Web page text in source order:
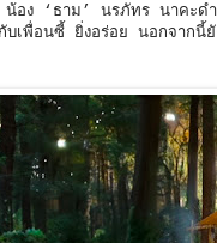
ง ‘ธาม’ นรภัทร นาคะดำ
พื่อนซี้ ยิ่งอร่อย นอกจากนี้